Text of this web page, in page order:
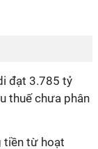
đạt 3.785 tỷ
thuế chưa phân
tiền từ hoạt